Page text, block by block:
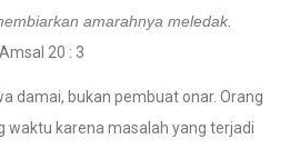
amarahnya meledak.
Amsal 20 : 3
damai, bukan pembuat onar. Orang
waktu karena masalah yang terjadi